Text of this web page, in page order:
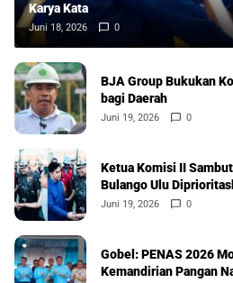
Karya Kata
Juni 18, 2026 0
BJA Group Bukukan
bagi Daerah
Juni 19, 2026 0
Ketua Komisi II
Bulango Ulu
Juni 19, 2026 0
Gobel: PENAS 2026
Kemandirian Pangan